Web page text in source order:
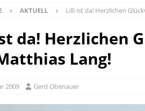
AKTUELL Lilli ist da! Herzlichen
da! Herzlichen
Lang!
2009 Gerd Obenauer